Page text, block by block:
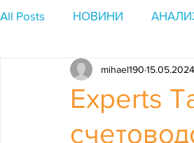
All Posts НОВИНИ
Experts
mihael190